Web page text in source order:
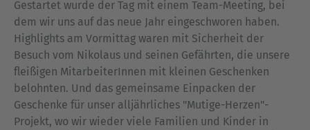
Gestartet wurde der Tag mit einem Team-Meeting, bei
dem wir uns auf das neue Jahr eingeschworen haben.
Highlights am Vormittag waren mit Sicherheit der
Besuch vom Nikolaus und seinen Gefährten, die unsere
fleißigen MitarbeiterInnen mit kleinen Geschenken
belohnten. Und das gemeinsame Einpacken der
Geschenke für unser alljährliches "Mutige-Herzen"-
Projekt, wo wir wieder viele Familien und Kinder in